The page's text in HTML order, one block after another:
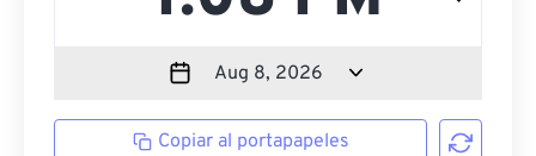
Copiar al portapapeles